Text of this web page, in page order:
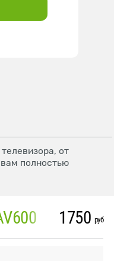
от
полностью
1750 руб